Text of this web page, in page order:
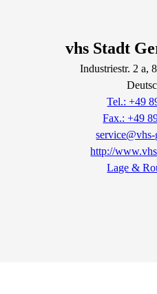
vhs Stadt
Industriestr. 2 a,
Tel.: +49
Fax.: +49
http://
Lage &